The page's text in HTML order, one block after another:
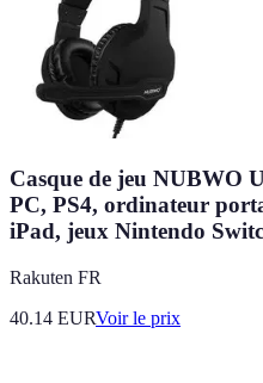
Casque de jeu NUBWO
PC, PS4, ordinateur
iPad, jeux Nintendo
Rakuten FR
40.14 EURVoir le prix